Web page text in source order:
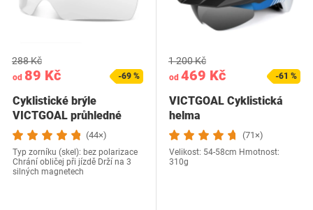
od 89 Kč
288 Kč
-69 %
Cyklistické brýle
VICTGOAL průhledné
(44×)
Typ zorníku (skel): bez polarizace
Chrání obličej při jízdě Drží na 3
silných magnetech
od 469 Kč
1 200 Kč
-61 %
VICTGOAL Cyklistická
helma
(71×)
Velikost: 54-58cm Hmotnost:
310g